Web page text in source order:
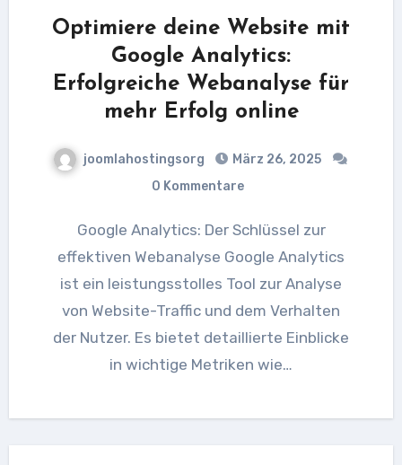
Optimiere deine Website mit
Google Analytics:
Erfolgreiche Webanalyse für
mehr Erfolg online
joomlahostingsorg
März 26, 2025
0 Kommentare
Google Analytics: Der Schlüssel zur
effektiven Webanalyse Google Analytics
ist ein leistungsstolles Tool zur Analyse
von Website-Traffic und dem Verhalten
der Nutzer. Es bietet detaillierte Einblicke
in wichtige Metriken wie…